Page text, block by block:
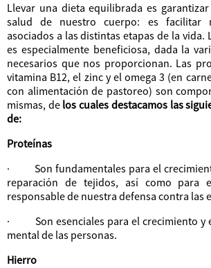
Llevar una dieta equilibrada es
salud de nuestro cuerpo: es facilitar
asociados a las distintas etapas de la vida.
es especialmente beneficiosa, dada la
necesarios que nos proporcionan. Las
vitamina B12, el zinc y el omega 3 (en
con alimentación de pastoreo) son
mismas, de los cuales destacamos las
de:
Proteínas
· Son fundamentales para el
reparación de tejidos, así como para
responsable de nuestra defensa contra las
· Son esenciales para el crecimiento y
mental de las personas.
Hierro